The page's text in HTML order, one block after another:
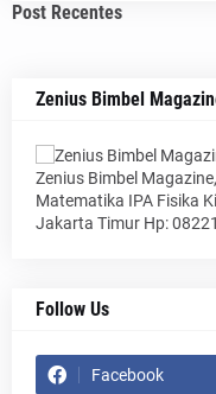
Post Recentes
Zenius Bimbel
Zenius Bimbel
Matematika IPA Fisika
Jakarta Timur Hp:
Follow Us
Facebook